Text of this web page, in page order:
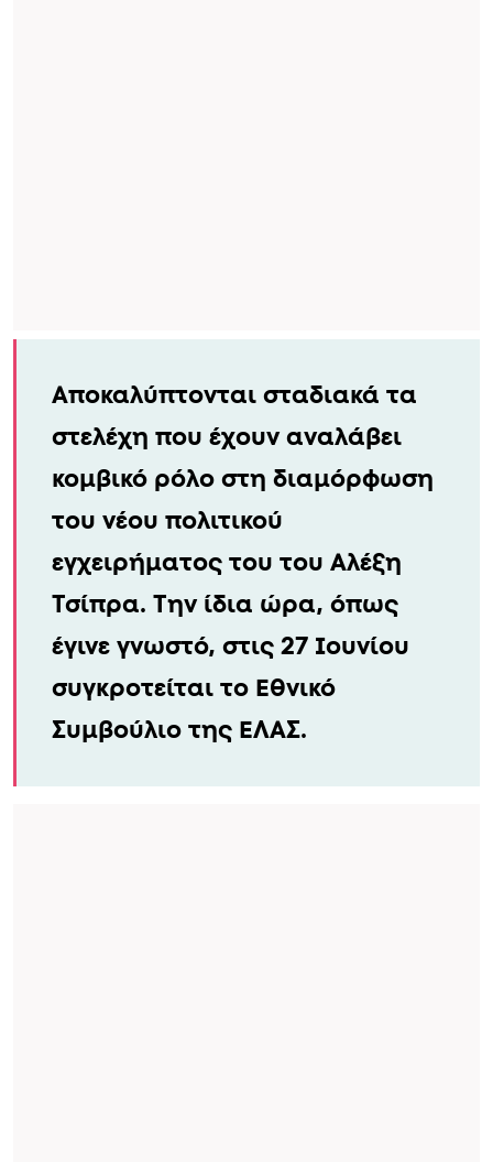
Αποκαλύπτονται σταδιακά τα
στελέχη που έχουν αναλάβει
κομβικό ρόλο στη διαμόρφωση
του νέου πολιτικού
εγχειρήματος του του Αλέξη
Τσίπρα. Την ίδια ώρα, όπως
έγινε γνωστό, στις 27 Ιουνίου
συγκροτείται το Εθνικό
Συμβούλιο της ΕΛΑΣ.